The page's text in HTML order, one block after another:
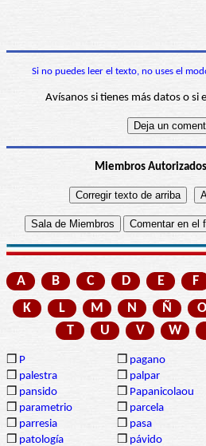
Si no puedes leer el texto, no uses el
Avísanos si tienes más datos o si
Miembros Autorizados
A B C D E F
K
L M N Ñ O
T
U V W
❒ P ❒ pagano
❒ palestra ❒ palpar
❒ pansido ❒ Papanicolaou
❒ parametrio ❒ parcela
❒ parresia ❒ pasa
❒ patología ❒ pávido